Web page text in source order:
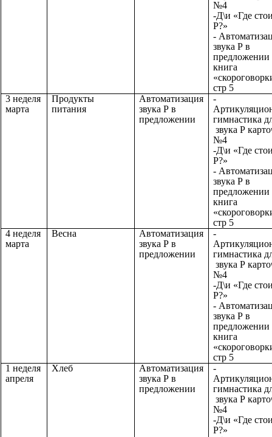
№4
-Д\и «Где
Р?»
-
звука Р в
предложении
книга
стр 5
3 неделя
марта
Продукты
питания
Автоматизация
звука Р в
предложении
-
гимнастика
звука Р
№4
-Д\и «Где
Р?»
-
звука Р в
предложении
книга
стр 5
4 неделя
марта
Весна
Автоматизация
звука Р в
предложении
-
гимнастика
звука Р
№4
-Д\и «Где
Р?»
-
звука Р в
предложении
книга
стр 5
1 неделя
апреля
Хлеб
Автоматизация
звука Р в
предложении
-
гимнастика
звука Р
№4
-Д\и «Где
Р?»